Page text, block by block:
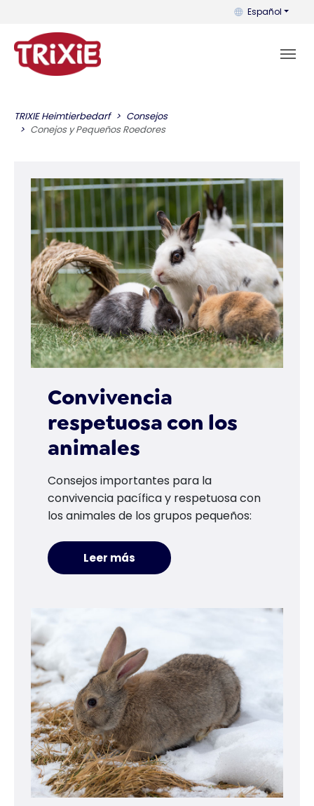
Puedes cambiar
Español
TRIXIE Heimtierbedarf
Consejos
Conejos y Pequeños Roedores
Convivencia
respetuosa con los
animales
Consejos importantes para la
convivencia pacífica y respetuosa con
los animales de los grupos pequeños:
Leer más